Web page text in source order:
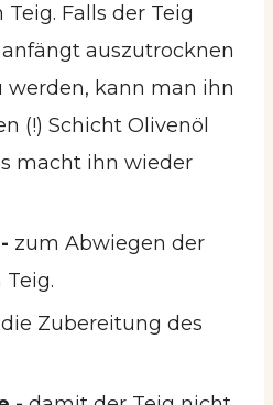
Falls der Teig
auszutrocknen
werden, kann man ihn
(!) Schicht Olivenöl
macht ihn wieder
zum Abwiegen der
Zubereitung des